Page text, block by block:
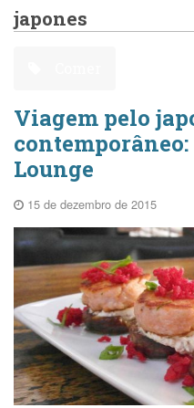
japones
Viagem pelo
Lounge
15 de dezembro de 2015